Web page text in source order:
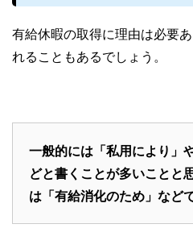
有給休暇の取得に理由は必要
れることもあるでしょう。
一般的には「私用により」
どと書くことが多いことと
は「有給消化のため」など